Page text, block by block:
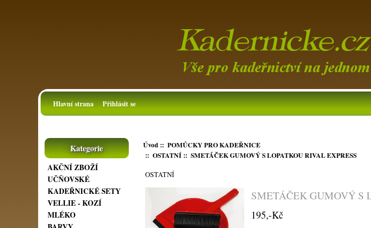
Hlavní strana Přihlásit se
Kategorie
AKČNÍ ZBOŽÍ
UČŇOVSKÉ
KADEŘNICKÉ SETY
VELLIE - KOZÍ
MLÉKO
Úvod:: POMŮCKY PRO KADEŘNICE
:: OSTATNÍ:: SMETÁČEK GUMOVÝ S LOPATKOU RIVAL EXPRESS
OSTATNÍ
SMETÁČEK GUMOVÝ S
195,-Kč